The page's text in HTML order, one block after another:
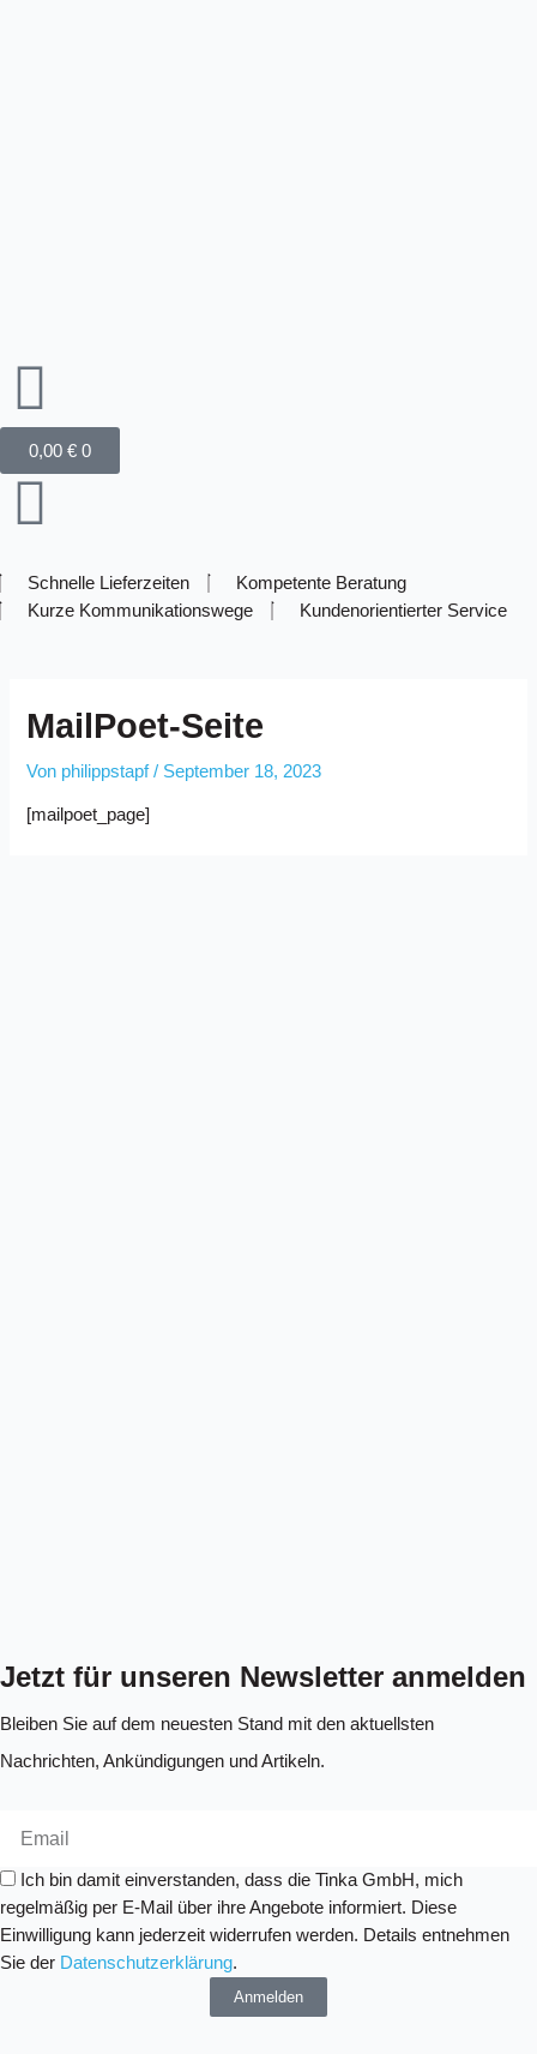
0,00 € 0
Warenkorb
Schnelle Lieferzeiten
Kompetente Beratung
Kurze Kommunikationswege
Kundenorientierter Service
MailPoet-Seite
Von philippstapf/ September 18, 2023
[mailpoet_page]
Jetzt für unseren Newsletter anmelden
Bleiben Sie auf dem neuesten Stand mit den aktuellsten
Nachrichten, Ankündigungen und Artikeln.
Ich bin damit einverstanden, dass die Tinka GmbH, mich
regelmäßig per E-Mail über ihre Angebote informiert. Diese
Einwilligung kann jederzeit widerrufen werden. Details entnehmen
Sie der Datenschutzerklärung.
Anmelden